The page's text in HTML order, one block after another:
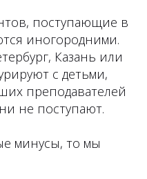
поступающие в
иногородними.
Казань или
с детьми,
преподавателей
не поступают.
минусы, то мы